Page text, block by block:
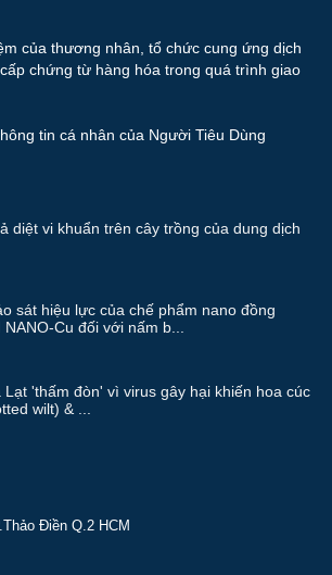
của thương nhân, tổ chức cung ứng dịch
chứng từ hàng hóa trong quá trình giao
tin cá nhân của Người Tiêu Dùng
diệt vi khuẩn trên cây trồng của dung dịch
sát hiệu lực của chế phẩm nano đồng
Cu đối với nấm b...
'thấm đòn' vì virus gây hại khiến hoa cúc
wilt) & ...
Điền Q.2 HCM